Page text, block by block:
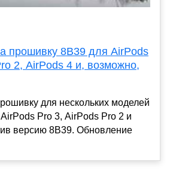
прошивку 8B39 для AirPods
2, AirPods 4 и, возможно,
для нескольких моделей
Pro 3, AirPods Pro 2 и
версию 8B39. Обновление